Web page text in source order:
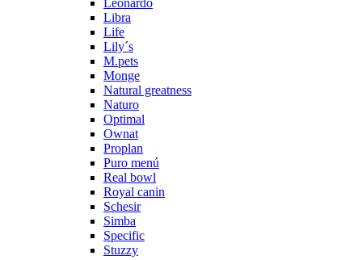
Leonardo
Libra
Life
Lily´s
M.pets
Monge
Natural greatness
Naturo
Optimal
Ownat
Proplan
Puro menú
Real bowl
Royal canin
Schesir
Simba
Specific
Stuzzy